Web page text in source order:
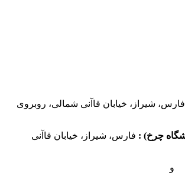
فارس، شیراز، خیابان قاآنی شمالی، روبروی
فارس، شیراز، خیابان قاآنی
و